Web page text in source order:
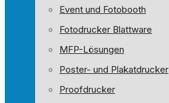
Event und Fotobooth
Fotodrucker Blattware
MFP-Lösungen
Poster- und Plakatdrucker
Proofdrucker